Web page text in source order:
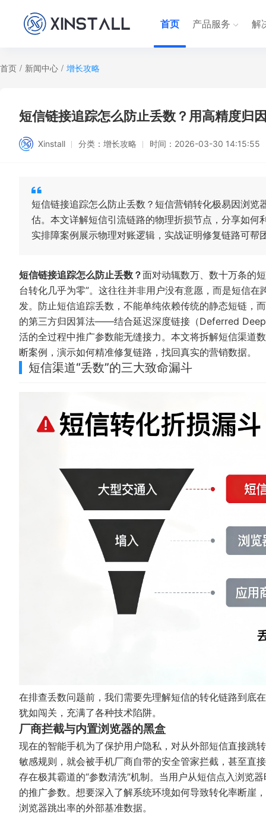
首页 产品服务 解
首页 / 新闻中心 / 增长攻略
短信链接追踪怎么防止丢数？用高精度归
Xinstall 分类： 增长攻略 时间： 2026-03-30 14:15:55
短信链接追踪怎么防止丢数？短信营销转化极易因浏
估。本文详解短信引流链路的物理折损节点，分享如
实排障案例展示物理对账逻辑，实战证明修复链路可帮
短信链接追踪怎么防止丢数？面对动辄数万、数十万条的
台转化几乎为零”。这往往并非用户没有意愿，而是短信
发。防止短信追踪丢数，不能单纯依赖传统的静态短链，
的第三方归因算法——结合延迟深度链接（Deferred
活的全过程中推广参数能无缝接力。本文将拆解短信渠道
断案例，演示如何精准修复链路，找回真实的营销数据。
短信渠道“丢数”的三大致命漏斗
在排查丢数问题前，我们需要先理解短信的转化链路到底
犹如闯关，充满了各种技术陷阱。
厂商拦截与内置浏览器的黑盒
现在的智能手机为了保护用户隐私，对从外部短信直接跳
敏感规则，就会被手机厂商自带的安全管家拦截，甚至直
存在极其霸道的“参数清洗”机制。当用户从短信点入浏览
的推广参数。想要深入了解系统环境如何导致转化率断崖
浏览器跳出率的外部基准数据。